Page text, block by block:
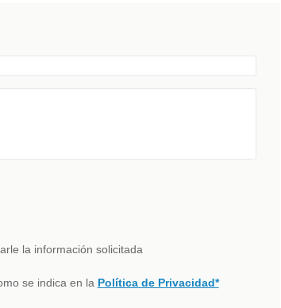
la información solicitada
se indica en la Política de Privacidad*